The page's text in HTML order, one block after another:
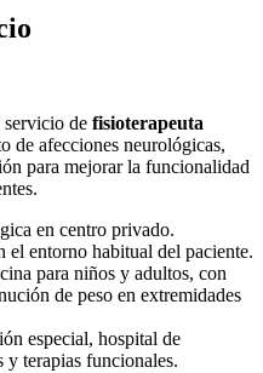
servicio de fisioterapeuta
de afecciones neurológicas,
para mejorar la funcionalidad
en centro privado.
el entorno habitual del paciente.
para niños y adultos, con
de peso en extremidades
especial, hospital de
y terapias funcionales.